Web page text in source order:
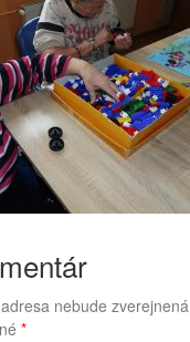
nebude
*